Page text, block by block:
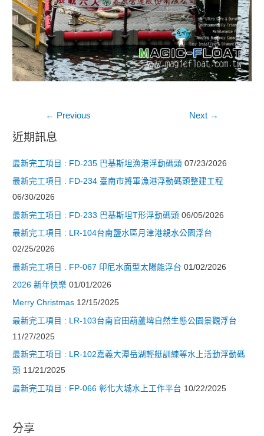
章
導
覽
← Previous Next →
近期訊息
最新完工項目 : FD-235 巴基斯坦漁港浮動碼頭 07/23/2026
最新完工項目 : FD-234 臺南市將軍漁港浮動碼頭整建工程
06/30/2026
最新完工項目 : FD-233 巴基斯坦T形浮動碼頭 06/05/2026
最新完工項目 : LR-104台南鹽水區月津港親水公園浮台
02/25/2026
最新完工項目 : FP-067 印尼水面型太陽能浮台 01/02/2026
2026 新年快樂 01/01/2026
Merry Christmas 12/15/2025
最新完工項目 : LR-103台南官田葫蘆埤自然生態公園景觀浮台
11/27/2025
最新完工項目 : LR-102嘉義大潭岳湖輕艇訓練等水上活動浮動碼
頭 11/21/2025
最新完工項目 : FP-066 彰化大城水上工作平台 10/22/2025
分享